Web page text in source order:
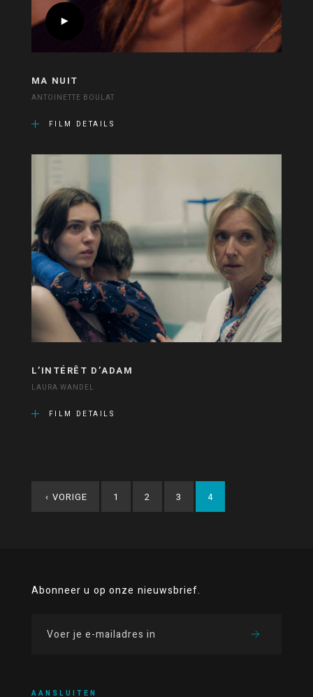
MA NUIT
ANTOINETTE BOULAT
FILM DETAILS
L’INTÉRÊT D’ADAM
LAURA WANDEL
FILM DETAILS
‹ VORIGE 1 2 3 4
Abonneer u op onze nieuwsbrief.
AANSLUITEN